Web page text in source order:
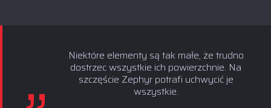
Niektóre elementy są tak małe, że trudno
dostrzec wszystkie ich powierzchnie. Na
szczęście Zephyr potrafi uchwycić je
wszystkie.